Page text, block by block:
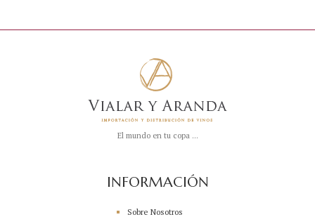
El mundo en tu copa ...
INFORMACIÓN
Sobre Nosotros